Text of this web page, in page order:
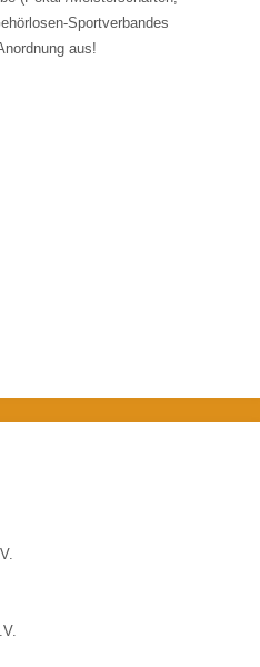
Sportverbandes
aus!